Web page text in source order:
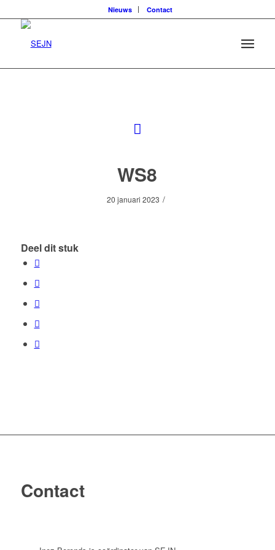
Nieuws Contact
WS8
20 januari 2023 /
Deel dit stuk
Contact